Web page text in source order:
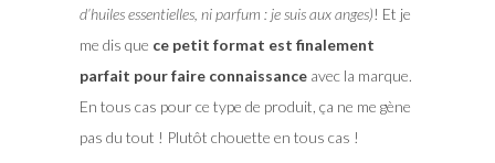
d’huiles essentielles, ni parfum : je suis aux anges)! Et je
me dis que ce petit format est finalement
parfait pour faire connaissanceavec la marque.
En tous cas pour ce type de produit, ça ne me gène
pas du tout ! Plutôt chouette en tous cas !